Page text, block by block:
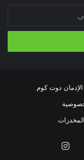
الإدمان دوت كوم
‫YouTube